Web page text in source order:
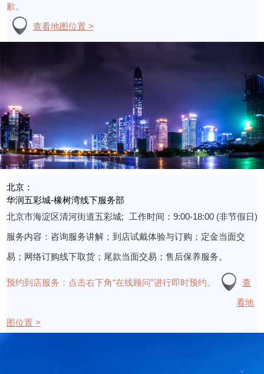
歉。
查看地图位置 >
北京：
华润五彩城-橡树湾线下服务部
北京市海淀区清河街道五彩城;
工作时间：9:00-18:00 (非节假日)
服务内容：咨询服务讲解；到店试戴体验与订购；定金当面交
易；网络订购线下取货；尾款当面交易；售后保养服务。
预约到店服务： 点击右下角“在线顾问”进行即时预约。
查
看地
图位置 >